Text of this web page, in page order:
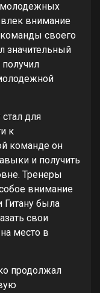
внимание
своего
значительный
для
к
команде он
и получить
Тренеры
внимание
Гитану была
свои
место в
продолжал